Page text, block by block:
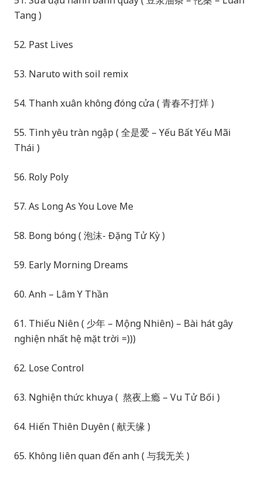
Tang )
52. Past Lives
53. Naruto with soil remix
54. Thanh xuân không đóng cửa ( 青春不打烊 )
55. Tình yêu tràn ngập ( 全是爱 – Yếu Bất Yếu Mãi
Thái )
56. Roly Poly
57. As Long As You Love Me
58. Bong bóng ( 泡沫- Đặng Tử Kỳ )
59. Early Morning Dreams
60. Anh – Lâm Y Thần
61. Thiếu Niên ( 少年 – Mộng Nhiên) – Bài hát gây
nghiện nhất hệ mặt trời =)))
62. Lose Control
63. Nghiện thức khuya ( 熬夜上瘾 – Vu Tử Bối )
64. Hiến Thiên Duyên ( 献天缘 )
65. Không liên quan đến anh ( 与我无关 )